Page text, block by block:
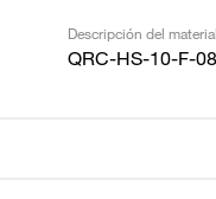
Descripción del
QRC-HS-10-F-